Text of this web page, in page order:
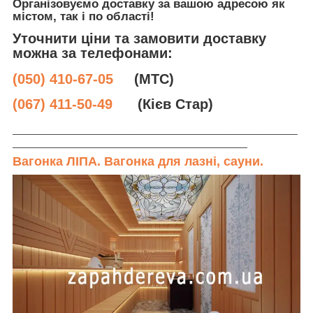
Організовуємо доставку за вашою адресою як
містом, так і по області!
Уточнити ціни та замовити доставку
можна за телефонами:
(050) 410-67-05 (МТС)
(067) 411-50-49 (Кієв Стар)
Вагонка ЛІПА. Вагонка для лазні, сауни.